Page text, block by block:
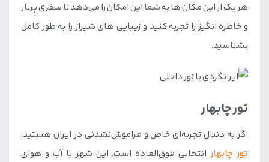
هر یک از این مکان ها به شما این امکان را می‌دهد تا سفری پربار
و خاطره انگیز را تجربه کنید و زیبایی های شیراز را به طور کامل
بشناسید.
تور چابهار
اگر به دنبال تجربه‌ای خاص و فراموش‌نشدنی در ایران هستید،
تور چابهارانتخابی فوق‌العاده است. این شهر با آب و هوای